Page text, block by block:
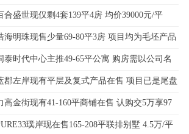
章先生:159****7226
周先生:138****8967
郑先生:136****9618
谢女士:135****3735
吴先生:139****9780
韩女士:158****2390
合盛世现仅剩4套139平4房 均价39000元/平
海明珠现售少量69-80平3房 项目均为毛坯产品
泰时代中心主推49-65平公寓 购房需以公司名
郡左岸现有平层及复式产品在售 项目已是尾盘
高金街现有41-160平商铺在售 认购交5万享97
璞岸现在售165-208平联排别墅 4.5万/平